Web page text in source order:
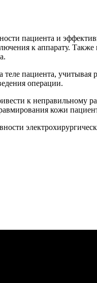
пациента и
к аппарату.
пациента,
операции.
к неправильному
кожи